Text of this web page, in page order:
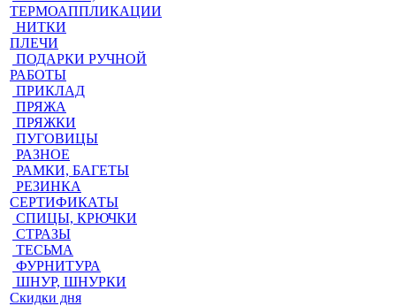
ТЕРМОАППЛИКАЦИИ
НИТКИ
ПЛЕЧИ
ПОДАРКИ РУЧНОЙ
РАБОТЫ
ПРИКЛАД
ПРЯЖА
ПРЯЖКИ
ПУГОВИЦЫ
РАЗНОЕ
РАМКИ, БАГЕТЫ
РЕЗИНКА
СЕРТИФИКАТЫ
СПИЦЫ, КРЮЧКИ
СТРАЗЫ
ТЕСЬМА
ФУРНИТУРА
ШНУР, ШНУРКИ
Скидки дня